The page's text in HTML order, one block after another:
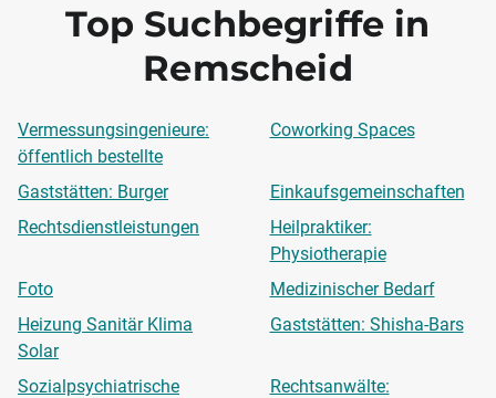
Top Suchbegriffe in
Remscheid
Vermessungsingenieure:
öffentlich bestellte
Coworking Spaces
Gaststätten: Burger
Einkaufsgemeinschaften
Rechtsdienstleistungen
Heilpraktiker:
Physiotherapie
Foto
Medizinischer Bedarf
Heizung Sanitär Klima
Solar
Gaststätten: Shisha-Bars
Sozialpsychiatrische
Rechtsanwälte: